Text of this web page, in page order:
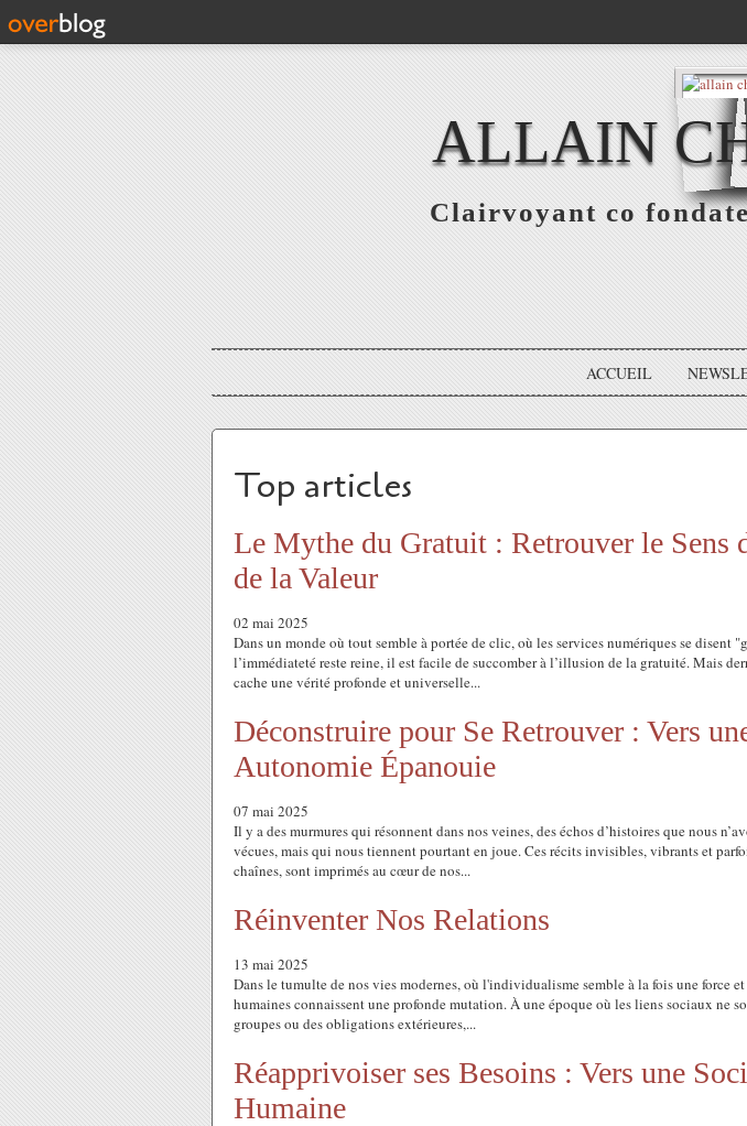
ALLAIN
Clairvoyant co
ACCUEIL
Top articles
Le Mythe du Gratuit : Retrouver le Sens
de la Valeur
02 mai 2025
Dans un monde où tout semble à portée de clic, où les services numériques se disent
l’immédiateté reste reine, il est facile de succomber à l’illusion de la gratuité. Mais
cache une vérité profonde et universelle...
Déconstruire pour Se Retrouver : Vers
Autonomie Épanouie
07 mai 2025
Il y a des murmures qui résonnent dans nos veines, des échos d’histoires que nous
vécues, mais qui nous tiennent pourtant en joue. Ces récits invisibles, vibrants et
chaînes, sont imprimés au cœur de nos...
Réinventer Nos Relations
13 mai 2025
Dans le tumulte de nos vies modernes, où l'individualisme semble à la fois une force
humaines connaissent une profonde mutation. À une époque où les liens sociaux ne
groupes ou des obligations extérieures,...
Réapprivoiser ses Besoins : Vers une
Humaine